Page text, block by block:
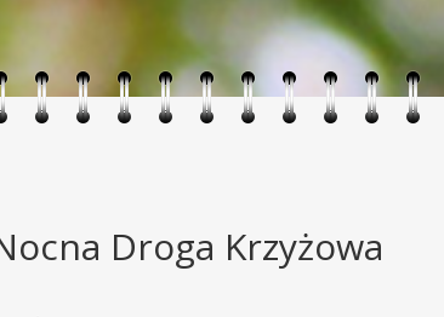
Droga Krzyżowa